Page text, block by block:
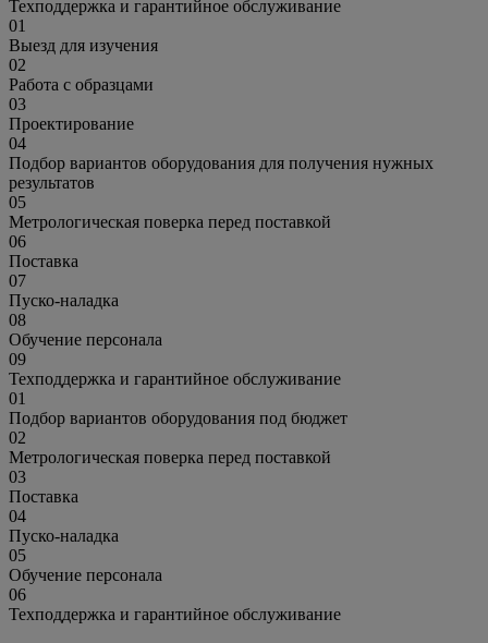
Техподдержка и гарантийное обслуживание
01
Выезд для изучения
02
Работа с образцами
03
Проектирование
04
Подбор вариантов оборудования для получения нужных
результатов
05
Метрологическая поверка перед поставкой
06
Поставка
07
Пуско-наладка
08
Обучение персонала
09
Техподдержка и гарантийное обслуживание
01
Подбор вариантов оборудования под бюджет
02
Метрологическая поверка перед поставкой
03
Поставка
04
Пуско-наладка
05
Обучение персонала
06
Техподдержка и гарантийное обслуживание